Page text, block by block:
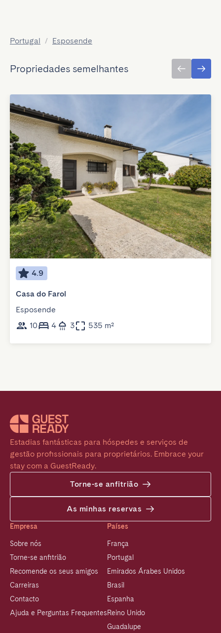
Portugal / Esposende
Propriedades semelhantes
4.9
Casa do Farol
Esposende
10
4 3 535 m²
Estadias fantásticas para hóspedes e serviços de
gestão profissionais para proprietários. Embrace your
stay com a GuestReady.
Torne-se anfitrião
As minhas reservas
Empresa
Sobre nós
Torne-se anfitrião
Recomende os seus amigos
Carreiras
Contacto
Ajuda e Perguntas Frequentes
Países
França
Portugal
Emirados Árabes Unidos
Brasil
Espanha
Reino Unido
Guadalupe